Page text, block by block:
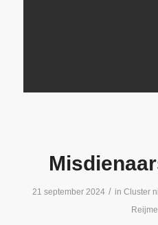
21 september 2024 / inCluster